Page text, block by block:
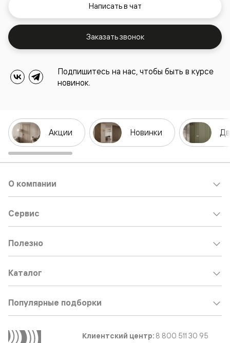
Написать в чат
Заказать звонок
Подпишитесь на нас, чтобы быть в курсе
новинок.
Акции Новинки
О компании
Сервис
Полезно
Каталог
Популярные подборки
Клиентский центр: 8 800 511 30 95